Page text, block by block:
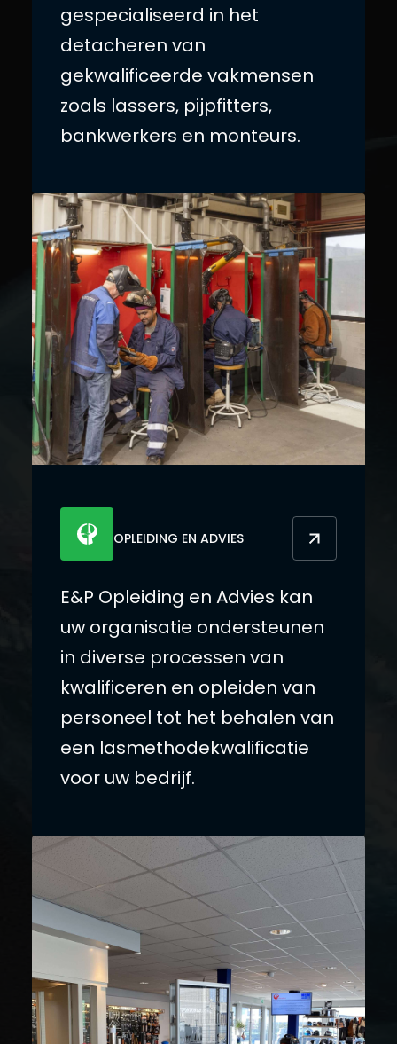
gespecialiseerd in het
detacheren van
gekwalificeerde vakmensen
zoals lassers, pijpfitters,
bankwerkers en monteurs.
OPLEIDING EN ADVIES
E&P Opleiding en Advies kan
uw organisatie ondersteunen
in diverse processen van
kwalificeren en opleiden van
personeel tot het behalen van
een lasmethodekwalificatie
voor uw bedrijf.